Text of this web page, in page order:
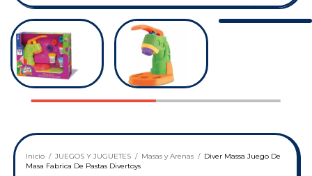
Inicio / JUEGOS Y JUGUETES / Masas y Arenas / Diver Massa Juego De
Masa Fabrica De Pastas Divertoys